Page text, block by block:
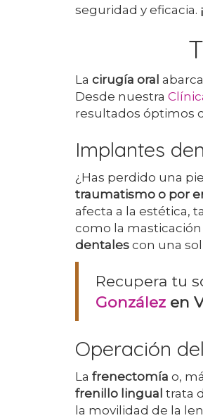
seguridad y eficacia.
La cirugía oral
Desde nuestra
resultados óptimos
Implantes
¿Has perdido una
traumatismo o por
afecta a la estética,
como la masticación
dentales con una
Recupera tu
González en
Operación
La frenectomía o,
frenillo lingual trata
la movilidad de la